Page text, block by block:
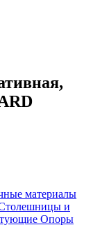
материалы
и
Опоры